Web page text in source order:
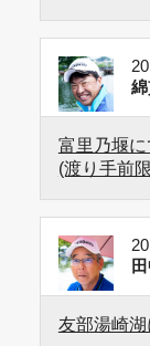
富里乃堰
(渡り手前
友部湯崎